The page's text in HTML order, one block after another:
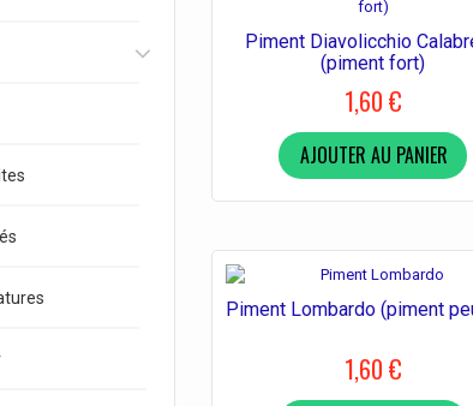
Piment Diavolicchio
(piment fort)
1,60 €
AJOUTER AU PANIER
Piment Lombardo (piment
1,60 €